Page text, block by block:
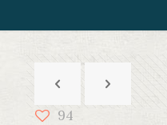
94